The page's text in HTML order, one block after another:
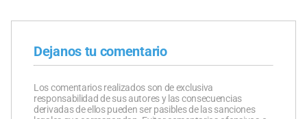
Dejanos tu comentario
Los comentarios realizados son de exclusiva
responsabilidad de sus autores y las consecuencias
derivadas de ellos pueden ser pasibles de las sanciones